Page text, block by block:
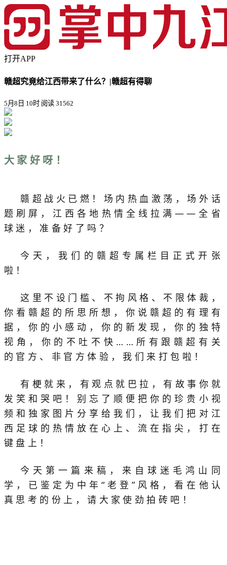
打开APP
赣超究竟给江西带来了什么？|赣超有得聊
5月8日 10时 阅读 31562
大家好呀！
赣超战火已燃！场内热血激荡，场外话
题刷屏，江西各地热情全线拉满——全省
球迷，准备好了吗？
今天，我们的赣超专属栏目正式开张
啦！
这里不设门槛、不拘风格、不限体裁，
你看赣超的所思所想，你说赣超的有理有
据，你的小感动，你的新发现，你的独特
视角，你的不吐不快……所有跟赣超有关
的官方、非官方体验，我们来打包啦！
有梗就来，有观点就巴拉，有故事你就
发笑和哭吧！别忘了顺便把你的珍贵小视
频和独家图片分享给我们，让我们把对江
西足球的热情放在心上、流在指尖，打在
键盘上！
今天第一篇来稿，来自球迷毛鸿山同
学，已鉴定为中年“老登”风格，看在他认
真思考的份上，请大家使劲拍砖吧！